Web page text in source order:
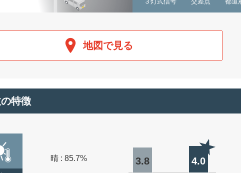
地図で見る
特徴
晴 : 85.7% 3.8 4.0